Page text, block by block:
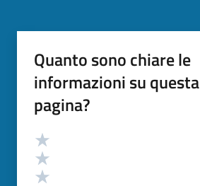
Quanto sono chiare le
informazioni su questa
pagina?
Valutazione